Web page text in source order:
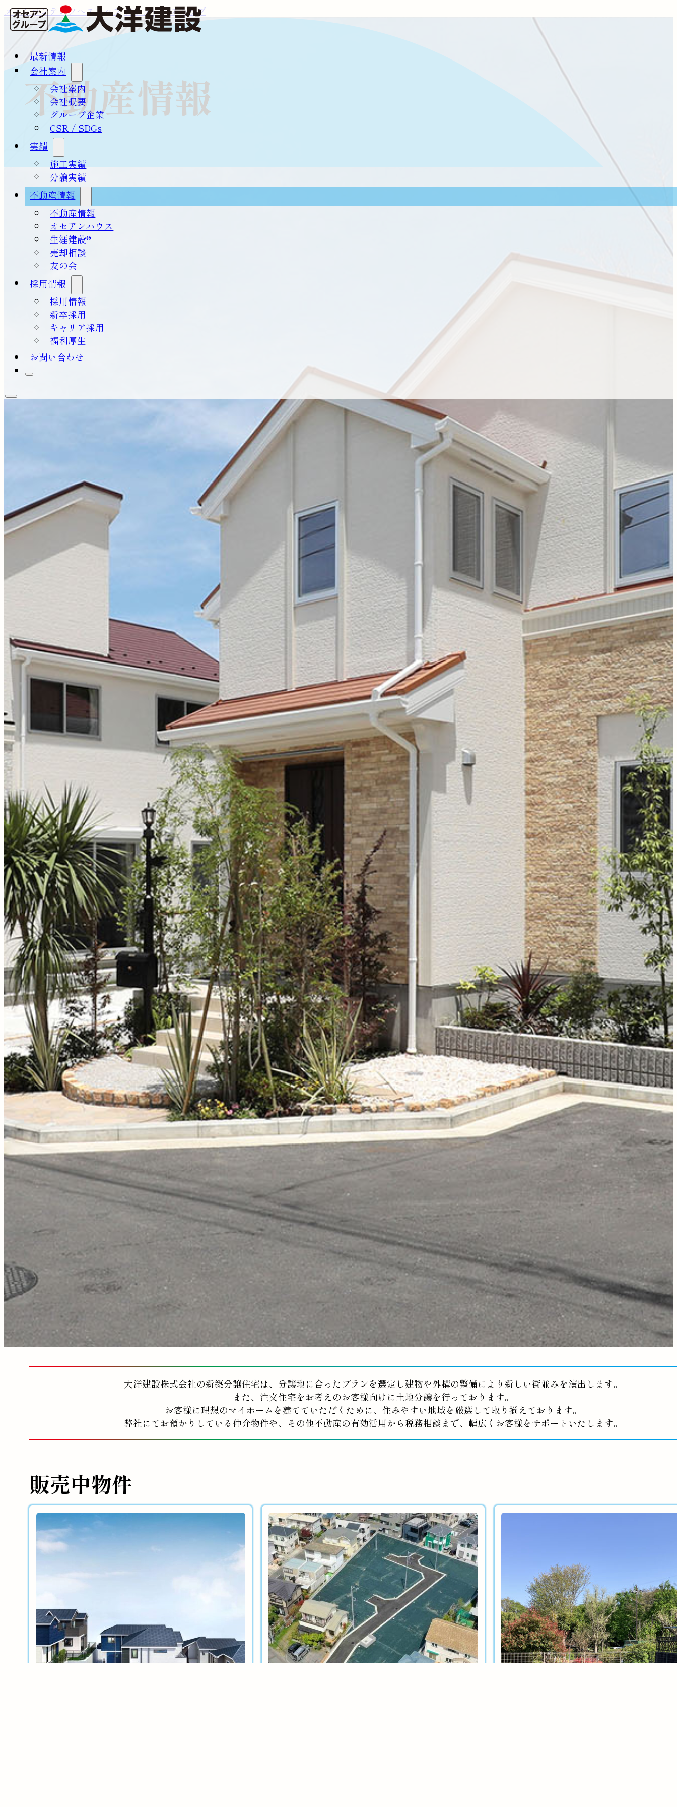
メインコンテンツへスキップフッターへスキップ
最新情報
会社案内
会社案内
会社概要
グループ企業
CSR / SDGs
実績
施工実績
分譲実績
不動産情報
不動産情報
オセアンハウス
生涯建設®
売却相談
友の会
採用情報
採用情報
新卒採用
キャリア採用
福利厚生
お問い合わせ
不動産情報
大洋建設株式会社の新築分譲住宅は、分譲地に合ったプランを選定し建物や外構の整備により新しい街並みを演出します。
また、注文住宅をお考えのお客様向けに土地分譲を行っております。
お客様に理想のマイホームを建てていただくために、住みやすい地域を厳選して取り揃えております。
弊社にてお預かりしている仲介物件や、その他不動産の有効活用から税務相談まで、幅広くお客様をサポートいたします。
販売中物件